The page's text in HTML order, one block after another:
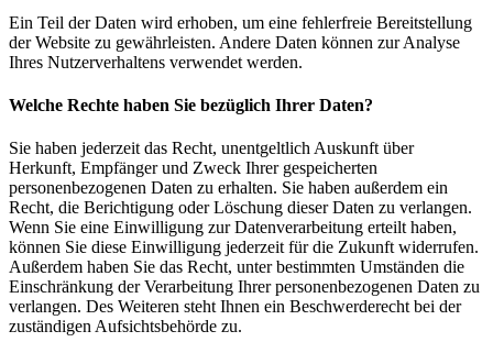
Ein Teil der Daten wird erhoben, um eine fehlerfreie Bereitstellung
der Website zu gewährleisten. Andere Daten können zur Analyse
Ihres Nutzerverhaltens verwendet werden.
Welche Rechte haben Sie bezüglich Ihrer Daten?
Sie haben jederzeit das Recht, unentgeltlich Auskunft über
Herkunft, Empfänger und Zweck Ihrer gespeicherten
personenbezogenen Daten zu erhalten. Sie haben außerdem ein
Recht, die Berichtigung oder Löschung dieser Daten zu verlangen.
Wenn Sie eine Einwilligung zur Datenverarbeitung erteilt haben,
können Sie diese Einwilligung jederzeit für die Zukunft widerrufen.
Außerdem haben Sie das Recht, unter bestimmten Umständen die
Einschränkung der Verarbeitung Ihrer personenbezogenen Daten zu
verlangen. Des Weiteren steht Ihnen ein Beschwerderecht bei der
zuständigen Aufsichtsbehörde zu.